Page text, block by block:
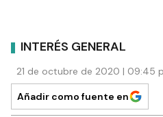
INTERÉS GENERAL
21 de octubre de 2020 | 09:45
Añadir como fuente en